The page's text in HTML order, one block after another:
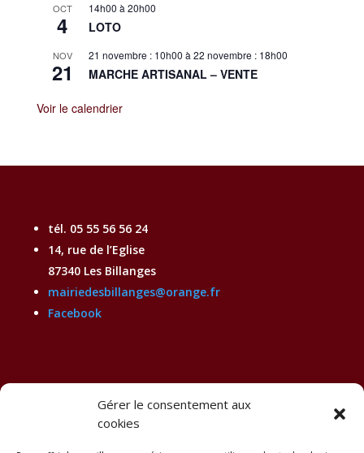
Gérer le consentement aux
cookies
OCT
4
14h00 à 20h00
LOTO
NOV
21
21 novembre : 10h00 à 22 novembre : 18h00
MARCHE ARTISANAL – VENTE
Voir le calendrier
tél. 05 55 56 56 24
14, rue de l’Eglise
87340 Les Billanges
mairiedesbillanges@orange.fr
Facebook
Horaires d'ouverture